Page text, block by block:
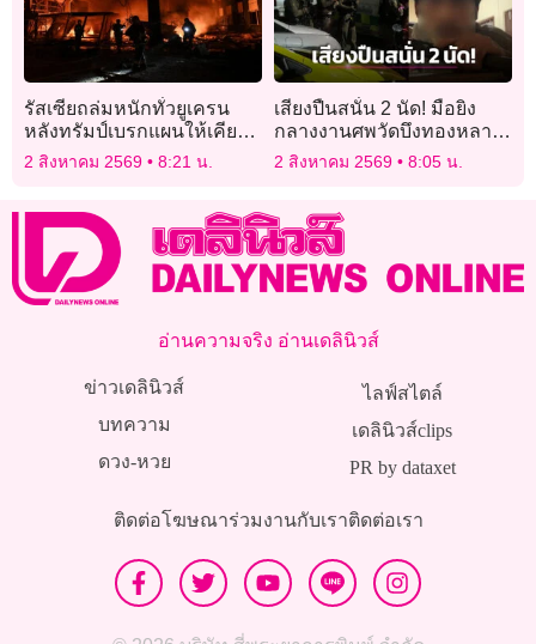
รัสเซียถล่มหนักทั่วยูเครน
หลังทรัมป์เบรกแผนให้เคียฟ
ผลิตแพทริออต
2 สิงหาคม 2569 8:21 น.
เสียงปืนสนั่น 2 นัด! มือยิง
กลางงานศพวัดบึงทองหลาง
หมดสติ แฟนสาวปลอดภัย
2 สิงหาคม 2569 8:05 น.
อ่านความจริง อ่านเดลินิวส์
ข่าวเดลินิวส์
บทความ
ดวง-หวย
ไลฟ์สไตล์
เดลินิวส์clips
PR by dataxet
ติดต่อโฆษณาร่วมงานกับเราติดต่อเรา